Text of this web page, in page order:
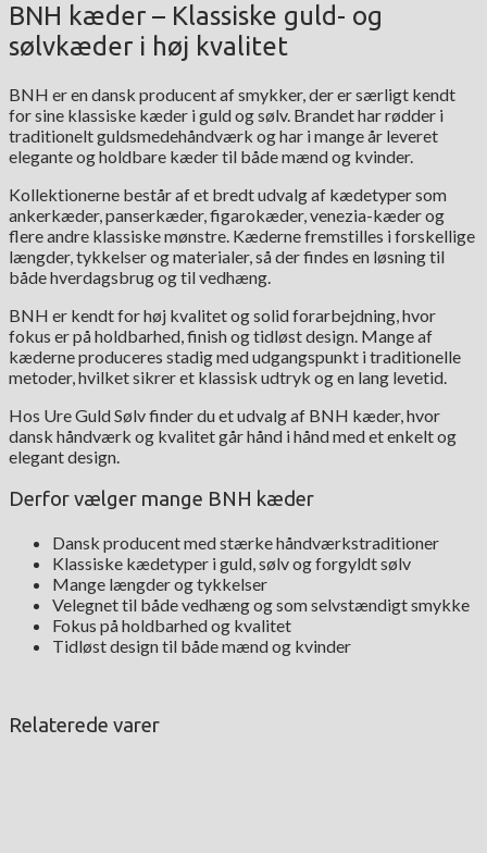
BNH kæder – Klassiske guld- og
sølvkæder i høj kvalitet
BNH er en dansk producent af smykker, der er særligt kendt
for sine klassiske kæder i guld og sølv. Brandet har rødder i
traditionelt guldsmedehåndværk og har i mange år leveret
elegante og holdbare kæder til både mænd og kvinder.
Kollektionerne består af et bredt udvalg af kædetyper som
ankerkæder, panserkæder, figarokæder, venezia-kæder og
flere andre klassiske mønstre. Kæderne fremstilles i forskellige
længder, tykkelser og materialer, så der findes en løsning til
både hverdagsbrug og til vedhæng.
BNH er kendt for høj kvalitet og solid forarbejdning, hvor
fokus er på holdbarhed, finish og tidløst design. Mange af
kæderne produceres stadig med udgangspunkt i traditionelle
metoder, hvilket sikrer et klassisk udtryk og en lang levetid.
Hos Ure Guld Sølv finder du et udvalg af BNH kæder, hvor
dansk håndværk og kvalitet går hånd i hånd med et enkelt og
elegant design.
Derfor vælger mange BNH kæder
Dansk producent med stærke håndværkstraditioner
Klassiske kædetyper i guld, sølv og forgyldt sølv
Mange længder og tykkelser
Velegnet til både vedhæng og som selvstændigt smykke
Fokus på holdbarhed og kvalitet
Tidløst design til både mænd og kvinder
Relaterede varer